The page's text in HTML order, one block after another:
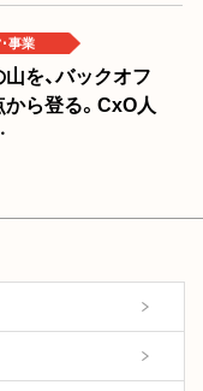
事業
を、バックオフ
から登る。CxO人